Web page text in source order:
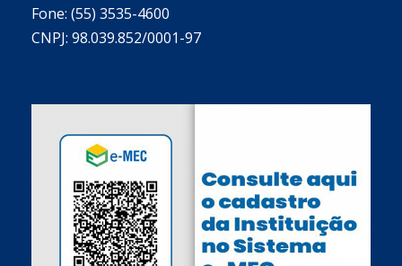
Fone: (55) 3535-4600
CNPJ: 98.039.852/0001-97